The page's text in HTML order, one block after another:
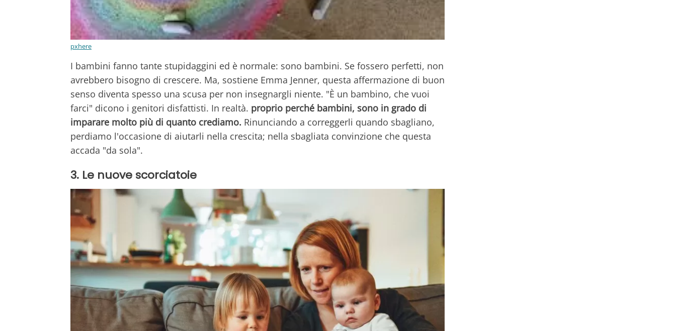
pxhere
I bambini fanno tante stupidaggini ed è normale: sono bambini. Se fossero perfetti, non
avrebbero bisogno di crescere. Ma, sostiene Emma Jenner, questa affermazione di buon
senso diventa spesso una scusa per non insegnargli niente. "È un bambino, che vuoi
farci" dicono i genitori disfattisti. In realtà. proprio perché bambini, sono in grado di
imparare molto più di quanto crediamo. Rinunciando a correggerli quando sbagliano,
perdiamo l'occasione di aiutarli nella crescita; nella sbagliata convinzione che questa
accada "da sola".
3. Le nuove scorciatoie